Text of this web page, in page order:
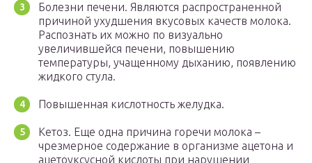
Болезни печени. Являются распространенной
причиной ухудшения вкусовых качеств молока.
Распознать их можно по визуально
увеличившейся печени, повышению
температуры, учащенному дыханию, появлению
жидкого стула.
Повышенная кислотность желудка.
Кетоз. Еще одна причина горечи молока –
чрезмерное содержание в организме ацетона и
ацетоуксусной кислоты при нарушении